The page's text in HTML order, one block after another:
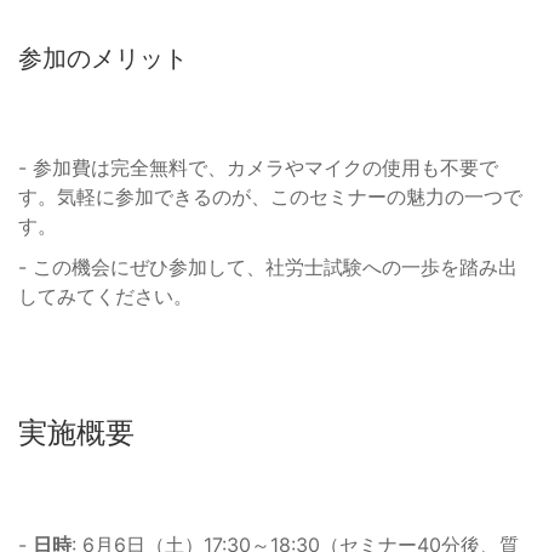
参加のメリット
- 参加費は完全無料で、カメラやマイクの使用も不要で
す。気軽に参加できるのが、このセミナーの魅力の一つで
す。
- この機会にぜひ参加して、社労士試験への一歩を踏み出
してみてください。
実施概要
- 日時: 6月6日（土）17:30～18:30（セミナー40分後、質